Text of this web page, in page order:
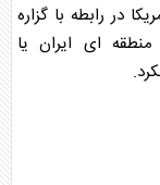
در رابطه با گزاره
ای ایران یا